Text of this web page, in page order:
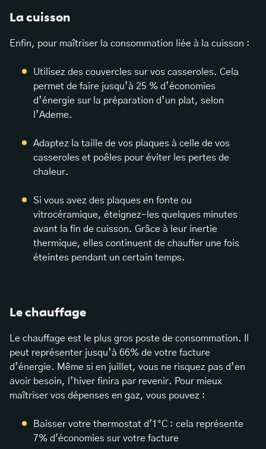
La cuisson
Enfin, pour maîtriser la consommation liée à la cuisson :
Utilisez des couvercles sur vos casseroles. Cela
permet de faire jusqu’à 25 % d’économies
d’énergie sur la préparation d’un plat, selon
l’Ademe.
Adaptez la taille de vos plaques à celle de vos
casseroles et poêles pour éviter les pertes de
chaleur.
Si vous avez des plaques en fonte ou
vitrocéramique, éteignez-les quelques minutes
avant la fin de cuisson. Grâce à leur inertie
thermique, elles continuent de chauffer une fois
éteintes pendant un certain temps.
Le chauffage
Le chauffage est le plus gros poste de consommation. Il
peut représenter jusqu’à 66% de votre facture
d’énergie. Même si en juillet, vous ne risquez pas d’en
avoir besoin, l’hiver finira par revenir. Pour mieux
maîtriser vos dépenses en gaz, vous pouvez :
Baisser votre thermostat d'1°C : cela représente
7% d'économies sur votre facture